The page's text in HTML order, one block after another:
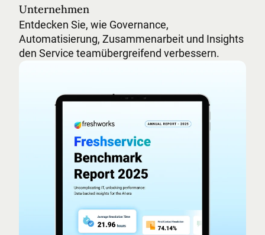
Unternehmen
Entdecken Sie, wie Governance,
Automatisierung, Zusammenarbeit und Insights
den Service teamübergreifend verbessern.